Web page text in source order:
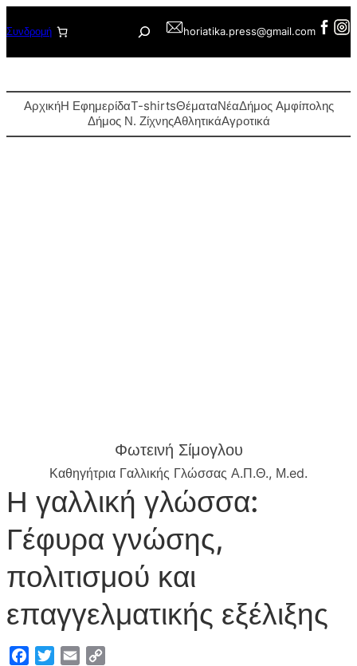
στο
περιεχόμενο
Συνδρομή Αναζήτησηhoriatika.press@gmail.com
ΑρχικήΗ ΕφημερίδαT-shirtsΘέματαΝέαΔήμος Αμφίπολης
Δήμος Ν. ΖίχνηςΑθλητικάΑγροτικά
Φωτεινή Σίμογλου
Καθηγήτρια Γαλλικής Γλώσσας Α.Π.Θ., Μ.ed.
Η γαλλική γλώσσα:
Γέφυρα γνώσης,
πολιτισμού και
επαγγελματικής εξέλιξης